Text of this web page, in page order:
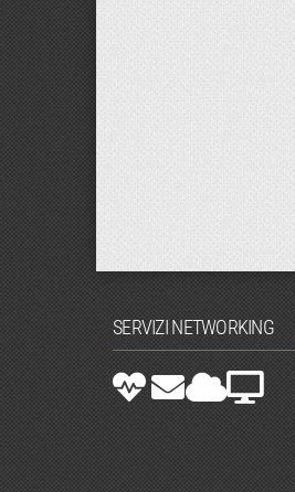
SERVIZI NETWORKING